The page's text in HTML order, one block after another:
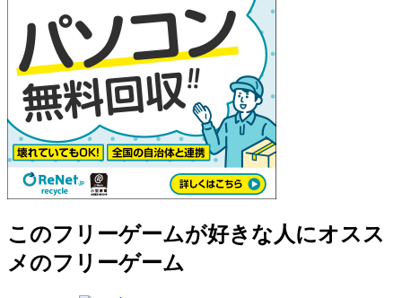
このフリーゲームが好きな人にオスス
メのフリーゲーム